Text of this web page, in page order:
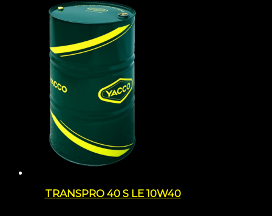
TRANSPRO 40 S LE 10W40